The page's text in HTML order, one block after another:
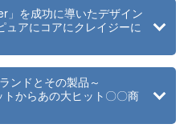
」を成功に導いたデザイン
ュアにコアにクレイジーに
ンドとその製品～
からあの大ヒット〇〇商